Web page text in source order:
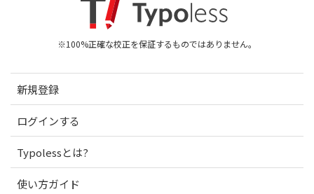
※100%正確な校正を保証するものではありません。
新規登録
ログインする
Typolessとは?
使い方ガイド